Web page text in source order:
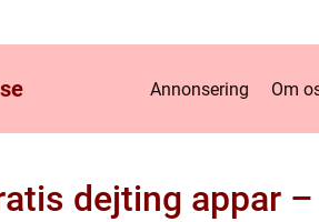
se Annonsering Om
dejting appar